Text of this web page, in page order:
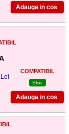
COMPATIBIL
Stoc
Lei